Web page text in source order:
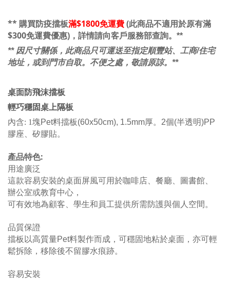
** 購買防疫擋板滿$1800免運費(此商品不適用於原有滿
$300免運費優惠)， 詳情請向客戶服務部查詢。**
** 因尺寸關係，此商品只可運送至指定順豐站、工商/住宅
地址，或到門市自取。不便之處，敬請原諒。**
桌面防飛沫擋板
輕巧穩固桌上隔板
內含: 1塊Pet料擋板(60x50cm), 1.5mm厚。2個(半透明)PP
膠座、矽膠貼。
產品特色:
用途廣泛
這款容易安裝的桌面屏風可用於咖啡店、餐廳、圖書館、
辦公室或教育中心，
可有效地為顧客、學生和員工提供所需防護與個人空間。
品質保證
擋板以高質量Pet料製作而成， 可穩固地粘於桌面，亦可輕
鬆拆除，移除後不留膠水痕跡。
容易安裝